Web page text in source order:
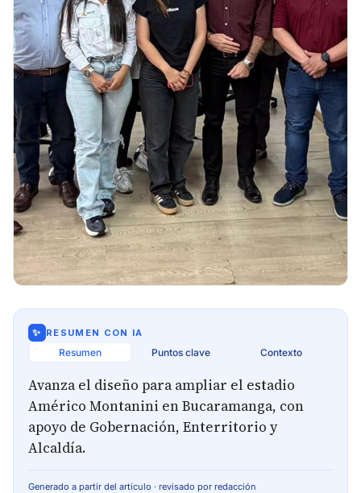
✨ RESUMEN CON IA
Resumen Puntos clave Contexto
Avanza el diseño para ampliar el estadio
Américo Montanini en Bucaramanga, con
apoyo de Gobernación, Enterritorio y
Alcaldía.
Generado a partir del artículo · revisado por redacción